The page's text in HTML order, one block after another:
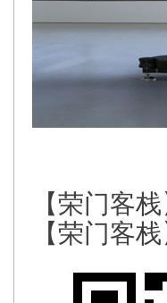
【荣门客
【荣门客